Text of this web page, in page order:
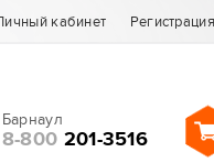
кабинет Регистрация
Барнаул
8-800 201-3516